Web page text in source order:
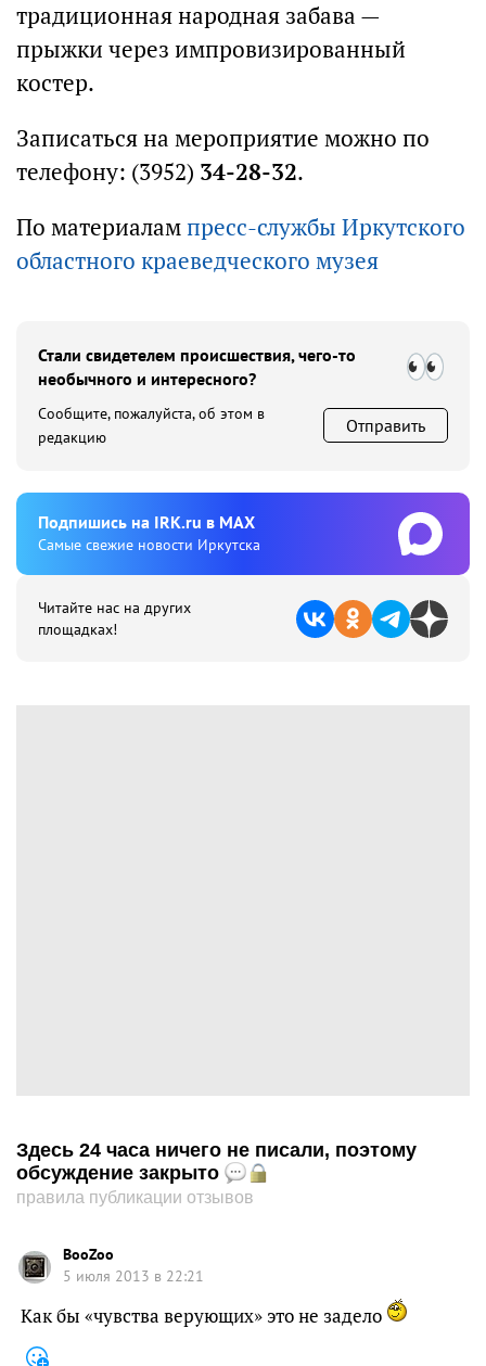
традиционная народная забава —
прыжки через импровизированный
костер.
Записаться на мероприятие можно по
телефону: (3952) 34-28-32.
По материалампресс-службы Иркутского
областного краеведческого музея
Стали свидетелем происшествия, чего-то
необычного и интересного?
Сообщите, пожалуйста, об этом в
редакцию
Отправить
Подпишиcь на IRK.ru в MAX
Cамые свежие новости Иркутска
Читайте нас на других
площадках!
Здесь 24 часа ничего не писали, поэтому
обсуждение закрыто
правила публикации отзывов
BooZoo
5 июля 2013 в 22:21
Как бы «чувства верующих» это не задело